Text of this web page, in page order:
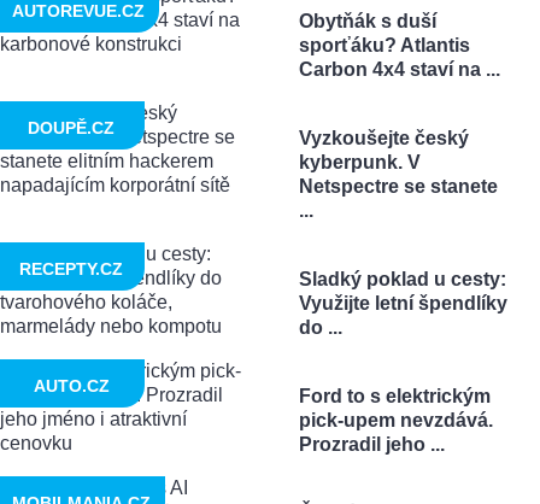
Obytňák s duší
sporťáku? Atlantis
Carbon 4x4 staví na ...
AUTOREVUE.CZ
Vyzkoušejte český
kyberpunk. V
Netspectre se stanete
...
DOUPĚ.CZ
Sladký poklad u cesty:
Využijte letní špendlíky
do ...
RECEPTY.CZ
Ford to s elektrickým
pick-upem nevzdává.
Prozradil jeho ...
AUTO.CZ